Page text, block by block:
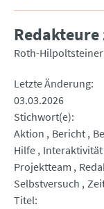
Roth-
Letzte Änderung
03.03.2026
Stichwort(e)
Aktion
Bericht
Hilfe Interaktivität
Projektteam
Selbstversuch
Titel